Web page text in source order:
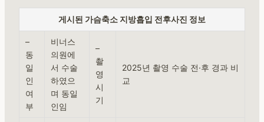
게시된 가슴축소 지방흡입 전후사진 정보
–
동
일
인
여
부
비너스
의원에
서 수술
하였으
며 동일
인임
–
촬
영
시
기
2025년 촬영 수술 전·후 경과 비
교